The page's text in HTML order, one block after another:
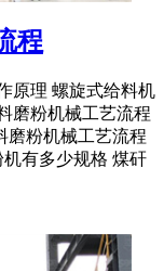
程
原理 螺旋式给料机
磨粉机械工艺流程
磨粉机械工艺流程
有多少规格 煤矸